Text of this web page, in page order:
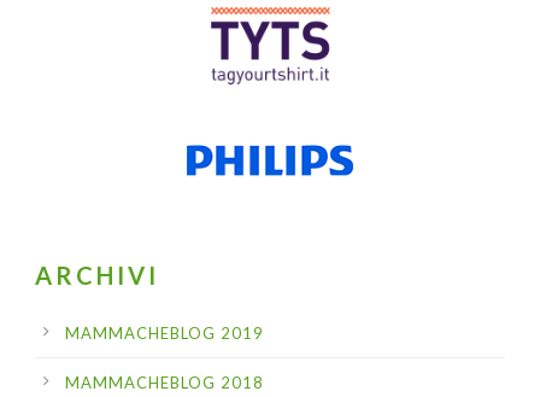
ARCHIVI
MAMMACHEBLOG 2019
MAMMACHEBLOG 2018